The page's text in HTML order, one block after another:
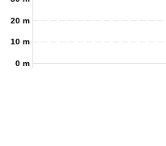
0 m
10 m
20 m